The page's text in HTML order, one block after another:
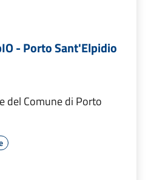
- Porto Sant'Elpidio
del Comune di Porto